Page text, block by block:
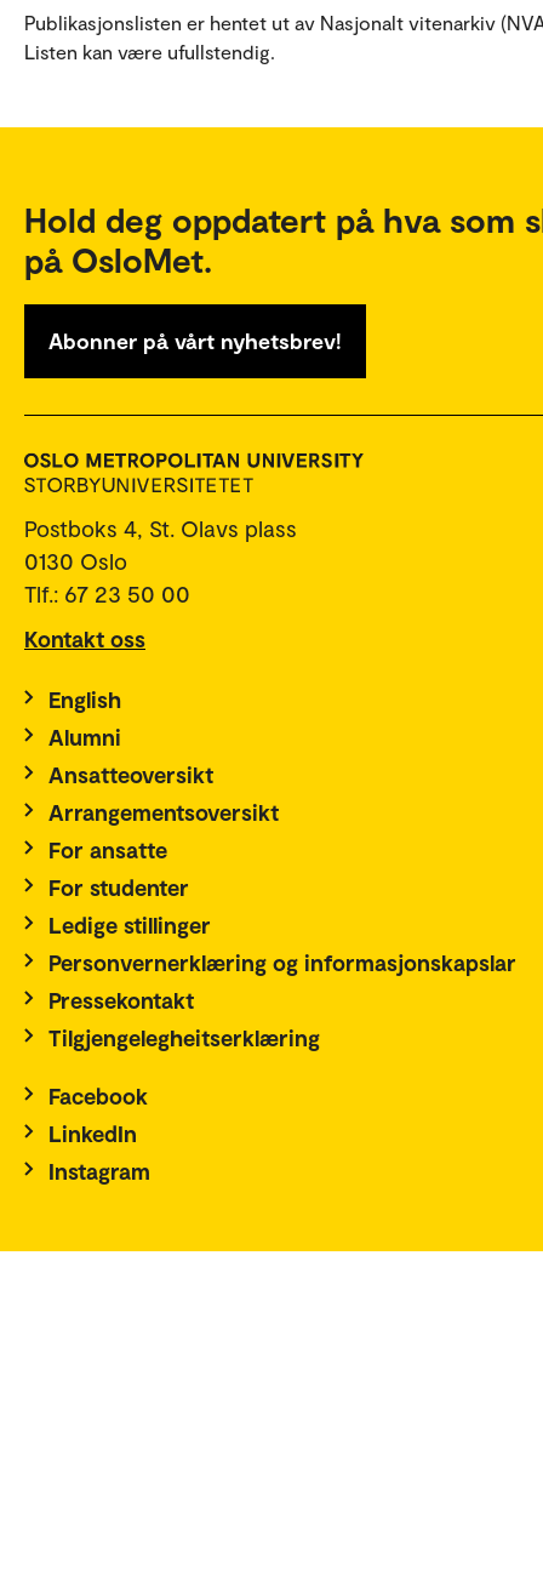
Publikasjonslisten er hentet ut av Nasjonalt vitenarkiv
Listen kan være ufullstendig.
Hold deg oppdatert på hva som
på OsloMet.
Abonner på vårt nyhetsbrev!
Postboks 4, St. Olavs plass
0130 Oslo
Tlf.: 67 23 50 00
Kontakt oss
English
Alumni
Ansatteoversikt
Arrangementsoversikt
For ansatte
For studenter
Ledige stillinger
Personvernerklæring og informasjonskapslar
Pressekontakt
Tilgjengelegheitserklæring
Facebook
LinkedIn
Instagram